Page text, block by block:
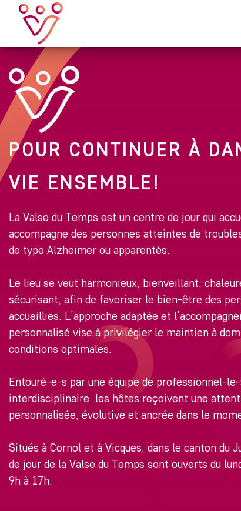
POUR CONTINUER À
VIE ENSEMBLE!
La Valse du Temps est un centre de jour qui
accompagne des personnes atteintes de
de type Alzheimer ou apparentés.
Le lieu se veut harmonieux, bienveillant,
sécurisant, afin de favoriser le bien-être des
accueillies. L’approche adaptée et
personnalisé vise à privilégier le maintien à
conditions optimales.
Entouré-e-s par une équipe de professionnel-
interdisciplinaire, les hôtes reçoivent une
personnalisée, évolutive et ancrée dans le
Situés à Cornol et à Vicques, dans le canton du
de jour de la Valse du Temps sont ouverts du
9h à 17h.